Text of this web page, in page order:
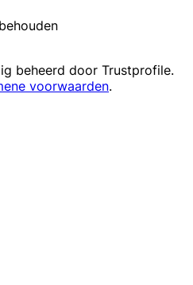
beheerd door Trustprofile.
voorwaarden.